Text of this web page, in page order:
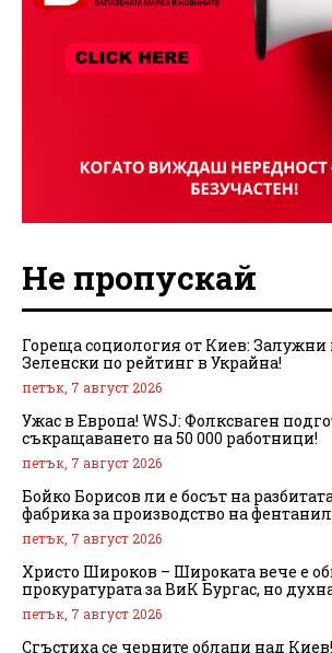
Не пропускай
Гореща социология от Киев:
Зеленски по рейтинг в Украйна!
петък, 7 август 2026
Ужас в Европа! WSJ: Фолксваген
съкращаването на 50 000 работници!
петък, 7 август 2026
Бойко Борисов ли е босът на
фабрика за производство на
петък, 7 август 2026
Христо Широков – Широката вече е
прокуратурата за ВиК Бургас, но
петък, 7 август 2026
Сгъстиха се черните облаци над